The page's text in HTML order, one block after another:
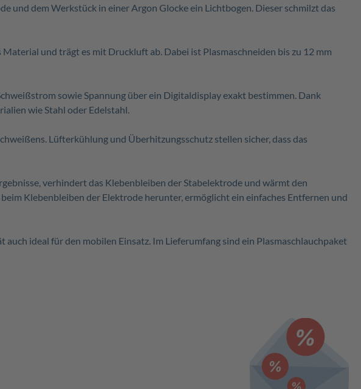
und dem Werkstück in einer Argon Glocke ein Lichtbogen. Dieser schmilzt das
und trägt es mit Druckluft ab. Dabei ist Plasmaschneiden bis zu 12 mm
sowie Spannung über ein Digitaldisplay exakt bestimmen. Dank
wie Stahl oder Edelstahl.
Lüfterkühlung und Überhitzungsschutz stellen sicher, dass das
verhindert das Klebenbleiben der Stabelektrode und wärmt den
Klebenbleiben der Elektrode herunter, ermöglicht ein einfaches Entfernen und
ideal für den mobilen Einsatz. Im Lieferumfang sind ein Plasmaschlauchpaket